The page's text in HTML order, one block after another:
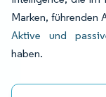
Marken, führenden
Aktive und
haben.